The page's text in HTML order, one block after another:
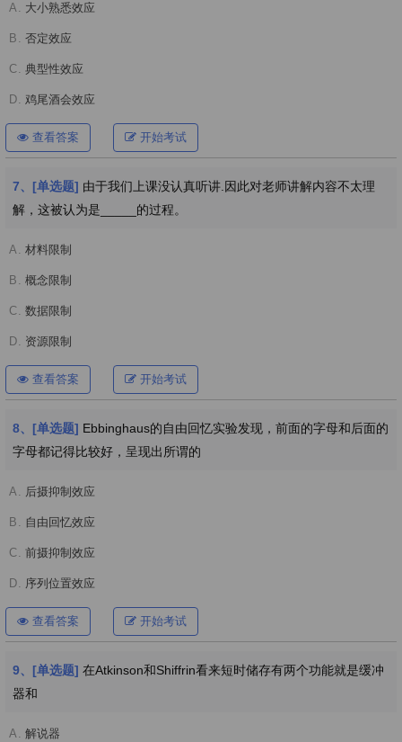
A. 大小熟悉效应
B. 否定效应
C. 典型性效应
D. 鸡尾酒会效应
查看答案 开始考试
7、[单选题] 由于我们上课没认真听讲.因此对老师讲解内容不太理
解，这被认为是_____的过程。
A. 材料限制
B. 概念限制
C. 数据限制
D. 资源限制
查看答案 开始考试
8、[单选题] Ebbinghaus的自由回忆实验发现，前面的字母和后面的
字母都记得比较好，呈现出所谓的
A. 后摄抑制效应
B. 自由回忆效应
C. 前摄抑制效应
D. 序列位置效应
查看答案 开始考试
9、[单选题] 在Atkinson和Shiffrin看来短时储存有两个功能就是缓冲
器和
A. 解说器